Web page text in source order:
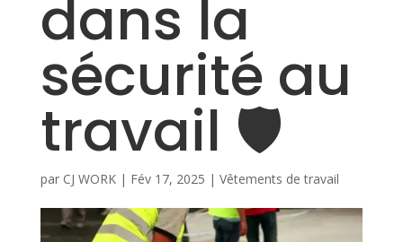
dans la
sécurité au
travail 🛡️
par CJ WORK| Fév 17, 2025 | Vêtements de travail